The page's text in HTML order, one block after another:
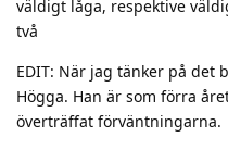
väldigt låga, respektive
två
EDIT: När jag tänker på det
Högga. Han är som förra
överträffat förväntningarna.